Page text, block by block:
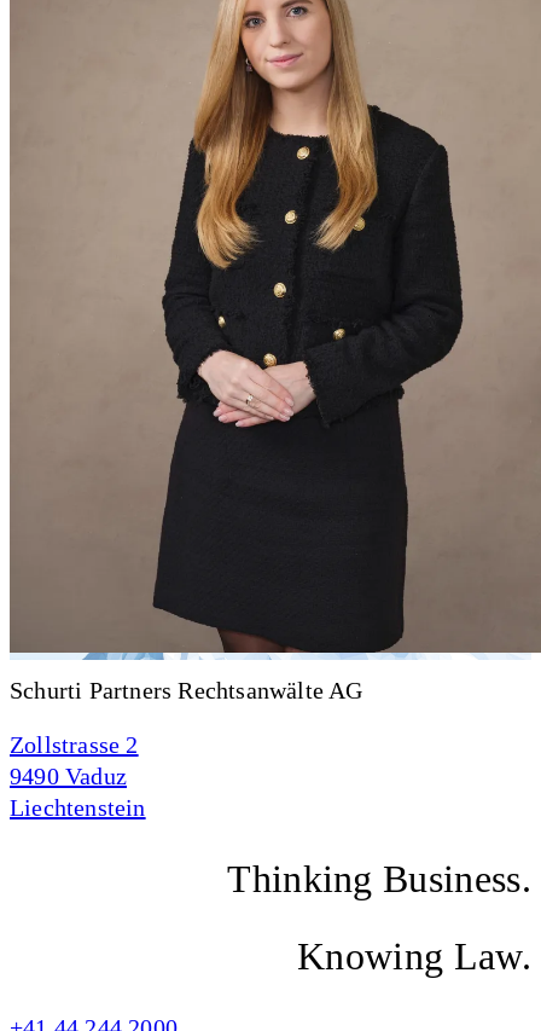
Schurti Partners Rechtsanwälte AG
Zollstrasse 2
9490 Vaduz
Liechtenstein
Thinking Business.
Knowing Law.